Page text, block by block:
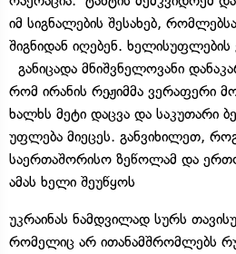
იმ სიგნალების შესახებ,
შიგნიდან იღებენ.
განიცადა მნიშვნელოვანი
რომ ირანის რეჟიმმა ვერაფერი
ხალხს მეტი დაცვა და საკუთარი
უფლება მიეცეს. განვიხილეთ,
საერთაშორისო ზეწოლამ და
ამას ხელი შეუწყოს
უკრაინას ნამდვილად სურს
რომელიც არ ითანამშრომლებს